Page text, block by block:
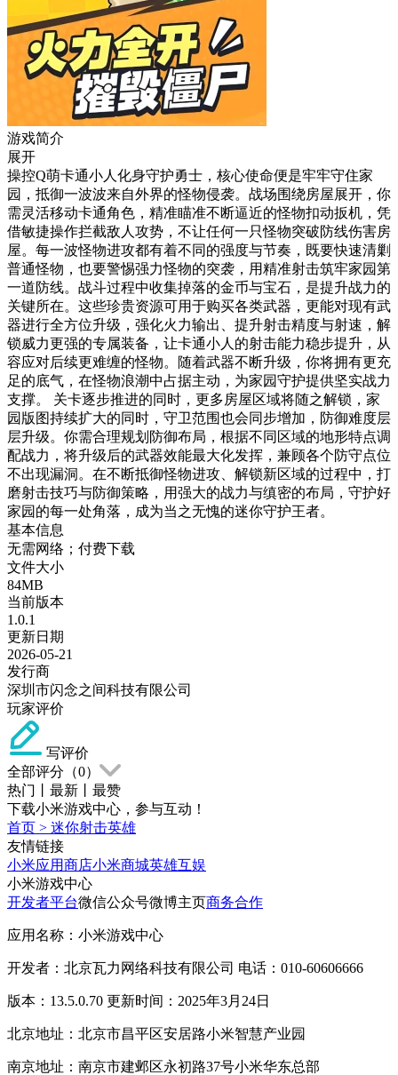
游戏简介
展开
操控Q萌卡通小人化身守护勇士，核心使命便是牢牢守住家
园，抵御一波波来自外界的怪物侵袭。战场围绕房屋展开，你
需灵活移动卡通角色，精准瞄准不断逼近的怪物扣动扳机，凭
借敏捷操作拦截敌人攻势，不让任何一只怪物突破防线伤害房
屋。每一波怪物进攻都有着不同的强度与节奏，既要快速清剿
普通怪物，也要警惕强力怪物的突袭，用精准射击筑牢家园第
一道防线。战斗过程中收集掉落的金币与宝石，是提升战力的
关键所在。这些珍贵资源可用于购买各类武器，更能对现有武
器进行全方位升级，强化火力输出、提升射击精度与射速，解
锁威力更强的专属装备，让卡通小人的射击能力稳步提升，从
容应对后续更难缠的怪物。随着武器不断升级，你将拥有更充
足的底气，在怪物浪潮中占据主动，为家园守护提供坚实战力
支撑。 关卡逐步推进的同时，更多房屋区域将随之解锁，家
园版图持续扩大的同时，守卫范围也会同步增加，防御难度层
层升级。你需合理规划防御布局，根据不同区域的地形特点调
配战力，将升级后的武器效能最大化发挥，兼顾各个防守点位
不出现漏洞。在不断抵御怪物进攻、解锁新区域的过程中，打
磨射击技巧与防御策略，用强大的战力与缜密的布局，守护好
家园的每一处角落，成为当之无愧的迷你守护王者。
基本信息
无需网络；付费下载
文件大小
84MB
当前版本
1.0.1
更新日期
2026-05-21
发行商
深圳市闪念之间科技有限公司
玩家评价
写评价
全部评分（0）
热门
最新
最赞
下载小米游戏中心，参与互动！
首页 > 迷你射击英雄
友情链接
小米应用商店小米商城英雄互娱
小米游戏中心
开发者平台微信公众号微博主页商务合作
应用名称：小米游戏中心
开发者：北京瓦力网络科技有限公司 电话：010-60606666
版本：13.5.0.70 更新时间：2025年3月24日
北京地址：北京市昌平区安居路小米智慧产业园
南京地址：南京市建邺区永初路37号小米华东总部